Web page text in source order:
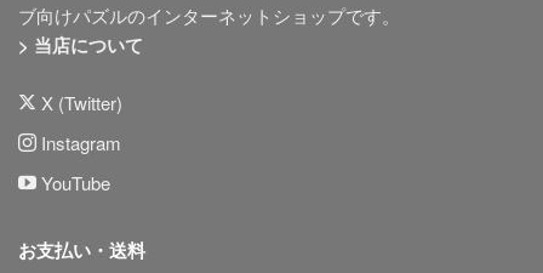
ブ向けパズルのインターネットショップです。
> 当店について
X (Twitter)
Instagram
YouTube
お支払い・送料